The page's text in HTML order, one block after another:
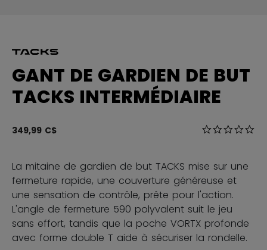
GANT DE GARDIEN DE BUT
TACKS INTERMÉDIAIRE
349,99 C$ 4,9 sur 5
La mitaine de gardien de but TACKS mise sur une
fermeture rapide, une couverture généreuse et
une sensation de contrôle, prête pour l'action.
L'angle de fermeture 590 polyvalent suit le jeu
sans effort, tandis que la poche VORTX profonde
avec forme double T aide à sécuriser la rondelle.